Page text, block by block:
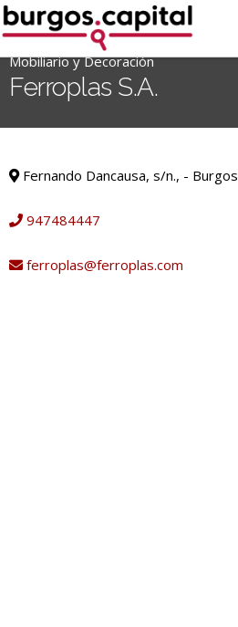
Ir
al
contenido
for:')
Mobiliario y Decoración
Ferroplas S.A.
Fernando Dancausa, s/n., - Burgos
947484447
ferroplas@ferroplas.com